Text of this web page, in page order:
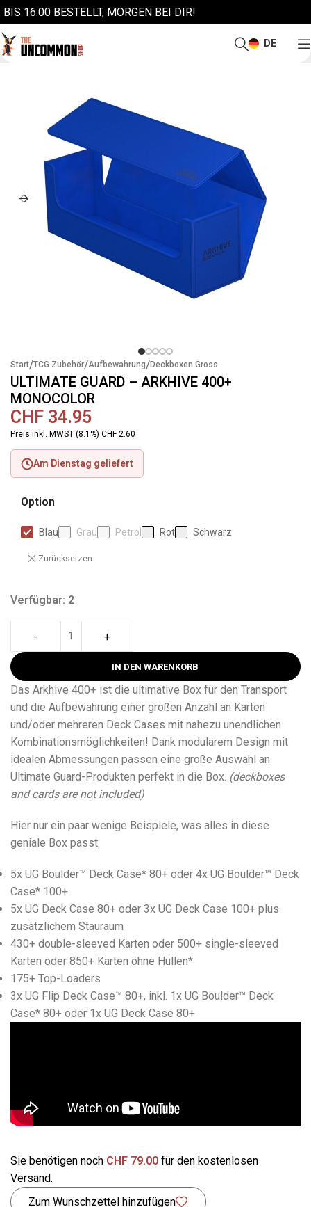
BIS 16:00 BESTELLT, MORGEN BEI DIR!
DE
Start/TCG Zubehör/Aufbewahrung/Deckboxen Gross
ULTIMATE GUARD – ARKHIVE 400+
MONOCOLOR
CHF 34.95
Preis inkl. MWST (8.1%) CHF 2.60
Am Dienstag geliefert
Option
Blau Grau Petrol Rot Schwarz
Zurücksetzen
Verfügbar: 2
- +
IN DEN WARENKORB
Das Arkhive 400+ ist die ultimative Box für den Transport
und die Aufbewahrung einer großen Anzahl an Karten
und/oder mehreren Deck Cases mit nahezu unendlichen
Kombinationsmöglichkeiten! Dank modularem Design mit
idealen Abmessungen passen eine große Auswahl an
Ultimate Guard-Produkten perfekt in die Box. (deckboxes
and cards are not included)
Hier nur ein paar wenige Beispiele, was alles in diese
geniale Box passt:
5x UG Boulder™ Deck Case* 80+ oder 4x UG Boulder™ Deck
Case* 100+
5x UG Deck Case 80+ oder 3x UG Deck Case 100+ plus
zusätzlichem Stauraum
430+ double-sleeved Karten oder 500+ single-sleeved
Karten oder 850+ Karten ohne Hüllen*
175+ Top-Loaders
3x UG Flip Deck Case™ 80+, inkl. 1x UG Boulder™ Deck
Case* 80+ oder 1x UG Deck Case 80+
Sie benötigen noch CHF 79.00 für den kostenlosen
Versand.
Zum Wunschzettel hinzufügen